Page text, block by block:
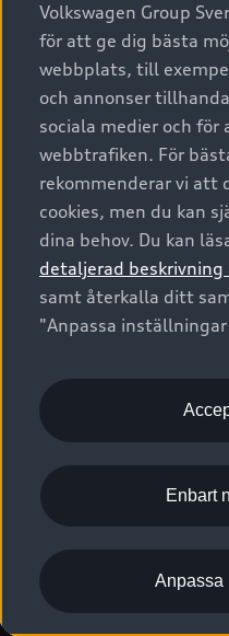
Volkswagen Group
för att ge dig bästa
webbplats, till
och annonser
sociala medier och för
webbtrafiken. För
rekommenderar vi att
cookies, men du kan
dina behov. Du kan
detaljerad beskrivning
samt återkalla ditt
"Anpassa
Enbart
Anpassa
A6 modellerna
SUV
Avant
Audi Sport
Privatleasing
Nya bilar i lager
Begagnade bilar i lager
Audi approved :plus - så
Finansiering
Audi exclusive
Provkörning
Service & tillbehör
Audi digital services
Originaltillbehör - köp
Garantier
Försäkring
Digitala manualer för din
Audi Collection –
Vanliga frågor
2G/3G nätet stängs ned
Tjänstebil
Tjänstebil
Business lease online
Företagsleasing
Om Audi Sverige
Kontakta oss
Audi Återförsäljare/-
myAudi
Pressmeddelanden
Nyhetsbrev
Vårt hållbarhetsarbete
Lediga tjänster
Lediga tjänster hos Audi
Kommentar till
© 2026 AUDI SVERIGE.
Utgivare Juridiskt
Juridiskt Audi Digital
Anpassa inställningar för
Visselblåsarkanaler